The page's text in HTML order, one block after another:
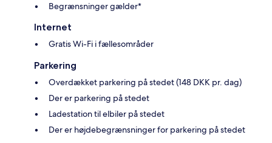
Begrænsninger gælder*
Internet
Gratis Wi-Fi i fællesområder
Parkering
Overdækket parkering på stedet (148 DKK pr. dag)
Der er parkering på stedet
Ladestation til elbiler på stedet
Der er højdebegrænsninger for parkering på stedet